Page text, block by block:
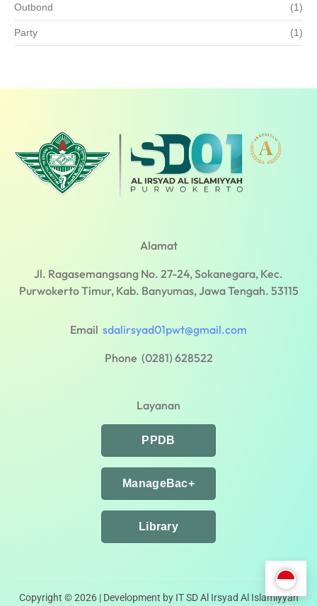
Outbond (1)
Party (1)
Alamat
Jl. Ragasemangsang No. 27-24, Sokanegara, Kec.
Purwokerto Timur, Kab. Banyumas, Jawa Tengah. 53115
Email sdalirsyad01pwt@gmail.com
Phone (0281) 628522
Layanan
PPDB
ManageBac+
Library
Copyright © 2026 | Development by IT SD Al Irsyad Al Islamiyyah